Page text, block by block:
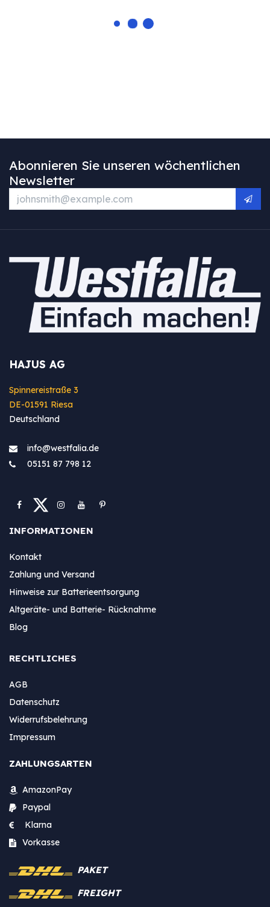
Abonnieren Sie unseren wöchentlichen
Newsletter
HAJUS AG
Spinnereistraße 3
DE-01591 Riesa
Deutschland
info@westfa​lia.de
05151 87 798 12
INFORMATIONEN
Kontakt
Zahlung und Versand
Hinweise zur Batterieentsorgung
Altgeräte- und Batterie- Rücknahme
Blog
RECHTLICHES
AGB
Datenschutz
Widerrufsbelehrung
Impressum
ZAHLUNGSARTEN
AmazonPay
Paypal
Klarna
Vorkasse
PAKET
FREIGHT